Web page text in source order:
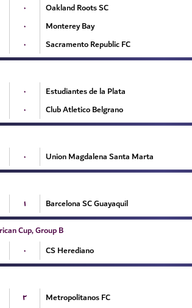
۰ Oakland Roots SC
۰ Monterey Bay
۰ Sacramento Republic FC
۰ Estudiantes de la Plata
۰ Club Atletico Belgrano
۰ Union Magdalena Santa Marta
۱ Barcelona SC Guayaquil
Cup, Group B
۰ CS Herediano
۲ Metropolitanos FC